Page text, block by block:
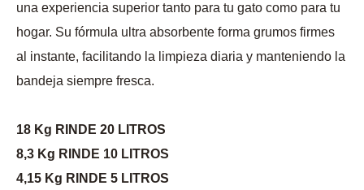
una experiencia superior tanto para tu gato como para tu
hogar. Su fórmula ultra absorbente forma grumos firmes
al instante, facilitando la limpieza diaria y manteniendo la
bandeja siempre fresca.
18 Kg RINDE 20 LITROS
8,3 Kg RINDE 10 LITROS
4,15 Kg RINDE 5 LITROS